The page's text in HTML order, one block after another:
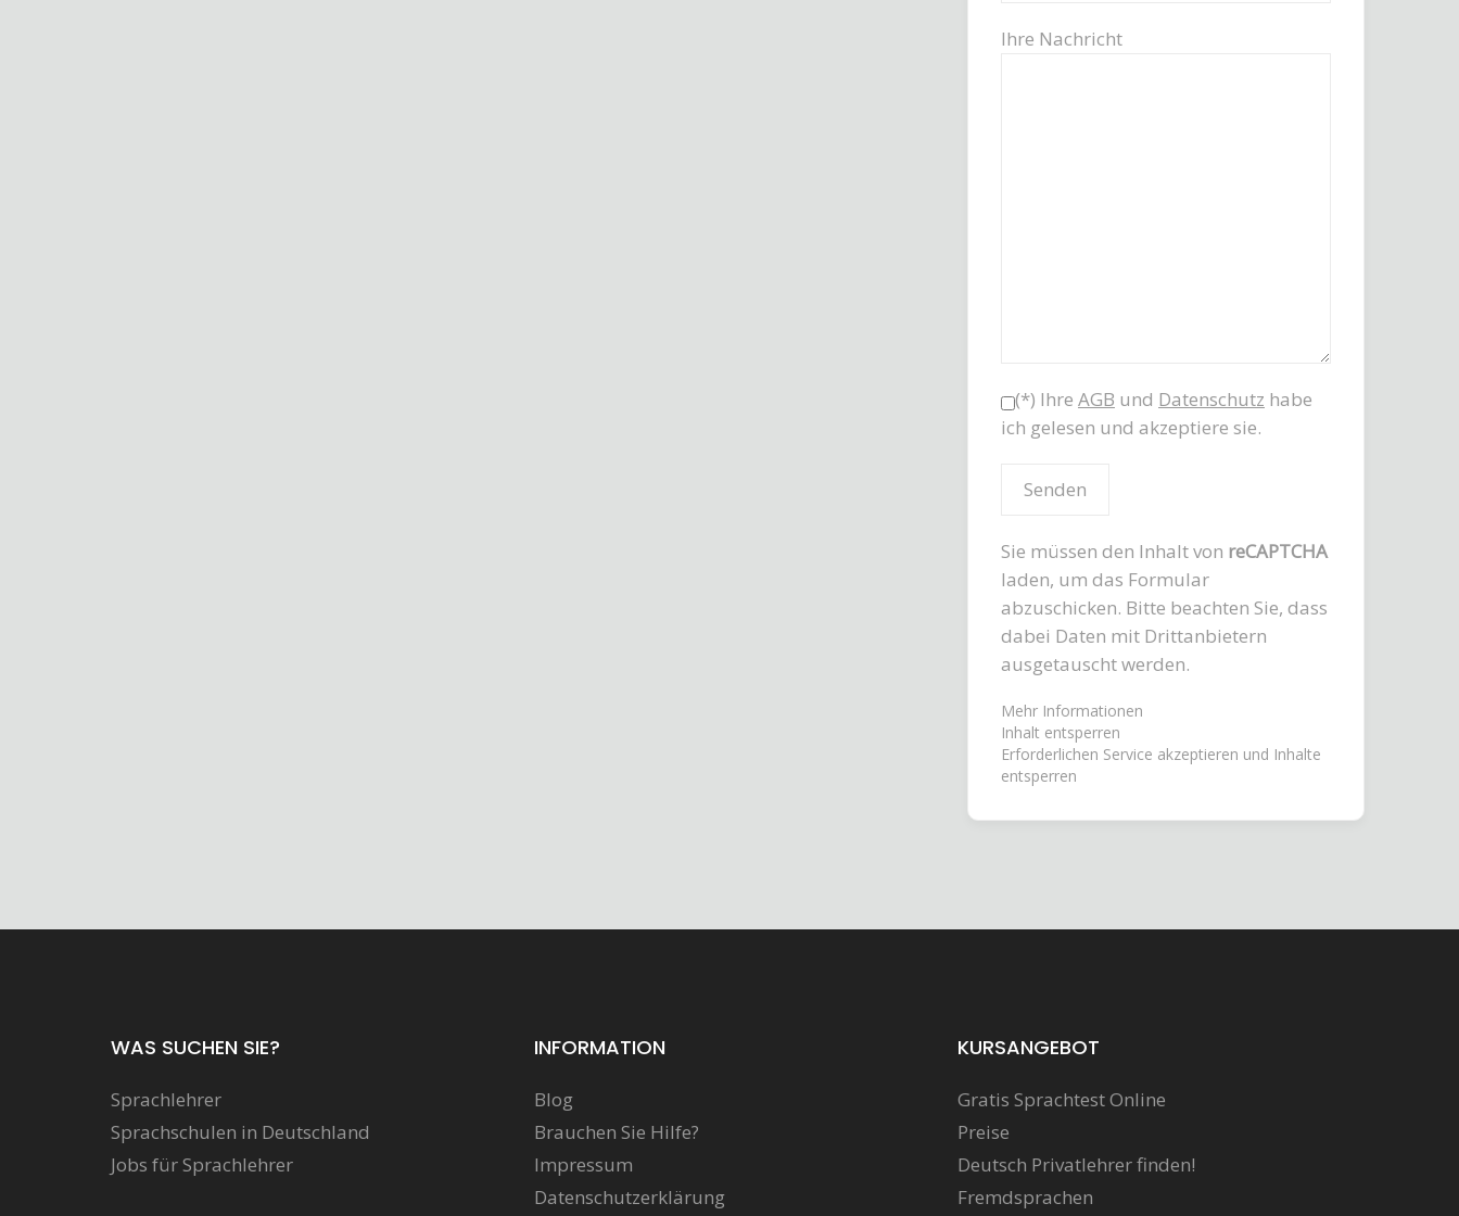
Ihre Nachricht
(*) Ihre AGB und Datenschutz habe
ich gelesen und akzeptiere sie.
Sie müssen den Inhalt von reCAPTCHA
laden, um das Formular
abzuschicken. Bitte beachten Sie, dass
dabei Daten mit Drittanbietern
ausgetauscht werden.
Mehr Informationen
Inhalt entsperren
Erforderlichen Service akzeptieren und Inhalte
entsperren
WAS SUCHEN SIE?
Sprachlehrer
Sprachschulen in Deutschland
Jobs für Sprachlehrer
INFORMATION
Blog
Brauchen Sie Hilfe?
Impressum
Datenschutzerklärung
KURSANGEBOT
Gratis Sprachtest Online
Preise
Deutsch Privatlehrer finden!
Fremdsprachen